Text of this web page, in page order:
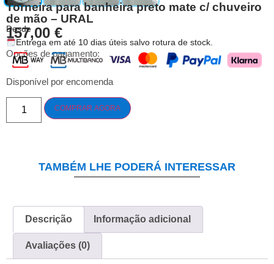
Torneira para banheira preto mate c/ chuveiro
de mão – URAL
Desde
157,00 €
Entrega em até 10 dias úteis salvo rotura de stock.
Opções de pagamento:
Disponível por encomenda
COMPRAR AGORA
TAMBÉM LHE PODERÁ INTERESSAR
Descrição Informação adicional
Avaliações (0)